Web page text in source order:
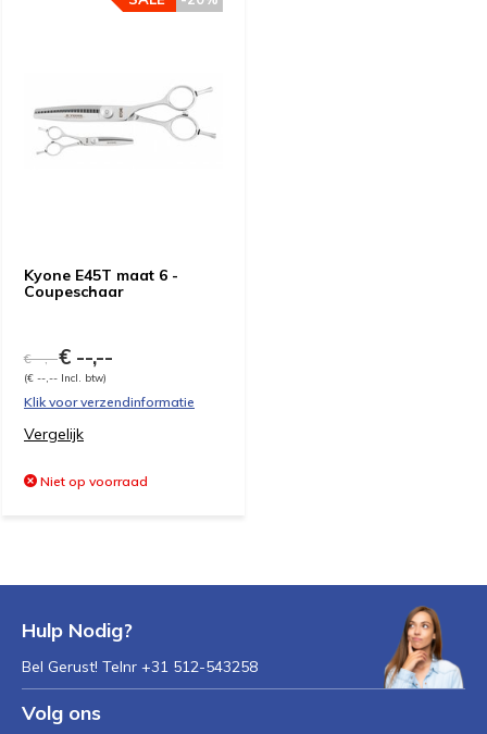
Kyone E45T maat 6 -
Coupeschaar
€ --,--€ --,--
(€ --,-- Incl. btw)
Klik voor verzendinformatie
Vergelijk
Niet op voorraad
Hulp Nodig?
Bel Gerust! Telnr +31 512-543258
Volg ons